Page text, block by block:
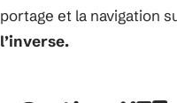
portage et la navigation
l’inverse.